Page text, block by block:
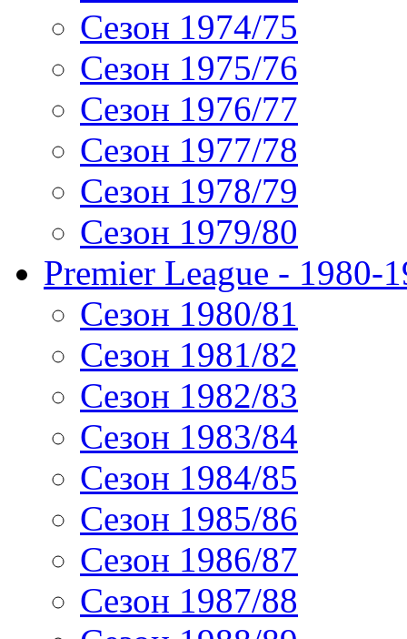
Сезон 1974/75
Сезон 1975/76
Сезон 1976/77
Сезон 1977/78
Сезон 1978/79
Сезон 1979/80
Premier League - 1980-
Сезон 1980/81
Сезон 1981/82
Сезон 1982/83
Сезон 1983/84
Сезон 1984/85
Сезон 1985/86
Сезон 1986/87
Сезон 1987/88